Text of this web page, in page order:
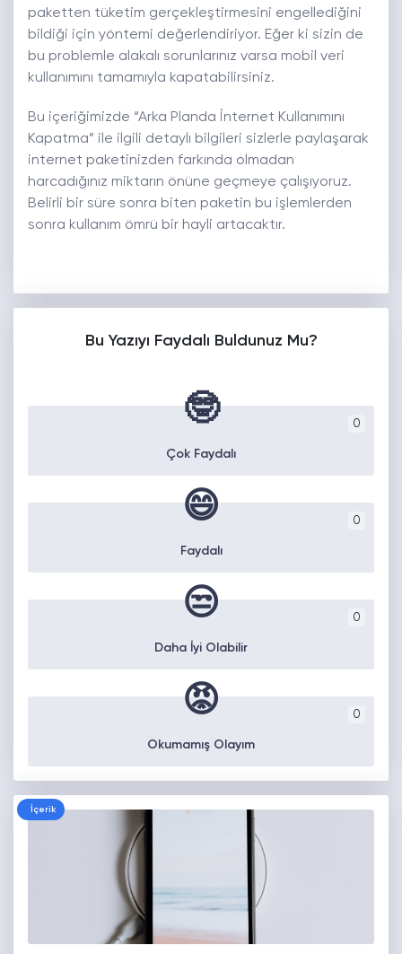
paketten tüketim gerçekleştirmesini engellediğini
bildiği için yöntemi değerlendiriyor. Eğer ki sizin de
bu problemle alakalı sorunlarınız varsa mobil veri
kullanımını tamamıyla kapatabilirsiniz.
Bu içeriğimizde “Arka Planda İnternet Kullanımını
Kapatma” ile ilgili detaylı bilgileri sizlerle paylaşarak
internet paketinizden farkında olmadan
harcadığınız miktarın önüne geçmeye çalışıyoruz.
Belirli bir süre sonra biten paketin bu işlemlerden
sonra kullanım ömrü bir hayli artacaktır.
Bu Yazıyı Faydalı Buldunuz Mu?
0
🤓
Çok Faydalı
0
😄
Faydalı
0
😒
Daha İyi Olabilir
0
😡
Okumamış Olayım
İçerik